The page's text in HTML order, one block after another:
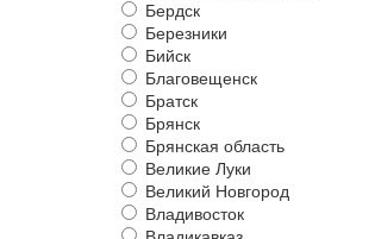
Бердск
Березники
Бийск
Благовещенск
Братск
Брянск
Брянская область
Великие Луки
Великий Новгород
Владивосток